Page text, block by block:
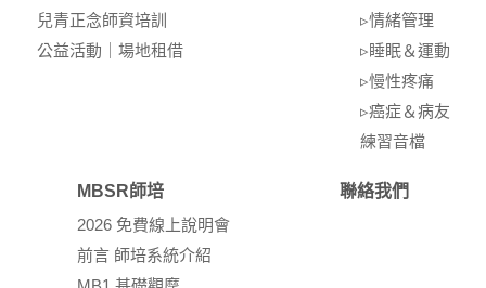
兒青正念師資培訓
公益活動｜場地租借
▹情緒管理
▹睡眠＆運動
▹慢性疼痛
▹癌症＆病友
練習⾳檔
MBSR師培
2026 免費線上說明會
前言 師培系統介紹
聯絡我們